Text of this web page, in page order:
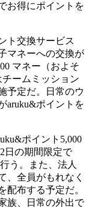
お得にポイントを
ト交換サービス
マネーへの交換が
マネー（およそ
ームミッション
予定だ。日常のウ
aruku&ポイントを
ポイント5,000
日の期間限定で
う。また、法人
、全員がもれなく
配布する予定だ。
族、日常の外出で